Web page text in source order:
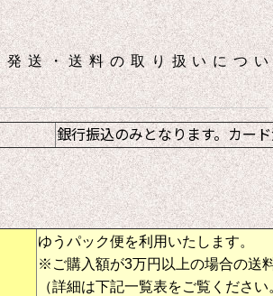
送・送料の取り扱いについ
銀行振込のみとなります。カー
ゆうパック便を利用いたします。
※ご購入額が3万円以上の場合の送
（詳細は下記一覧表をご覧ください